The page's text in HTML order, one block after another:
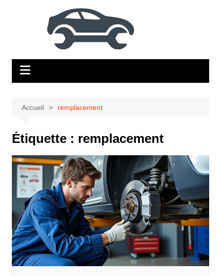
Accueil remplacement
Étiquette : remplacement